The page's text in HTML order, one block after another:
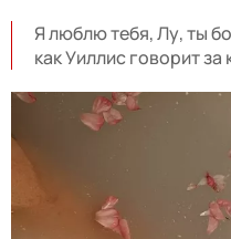
Я люблю тебя, Лу, ты
как Уиллис говорит за